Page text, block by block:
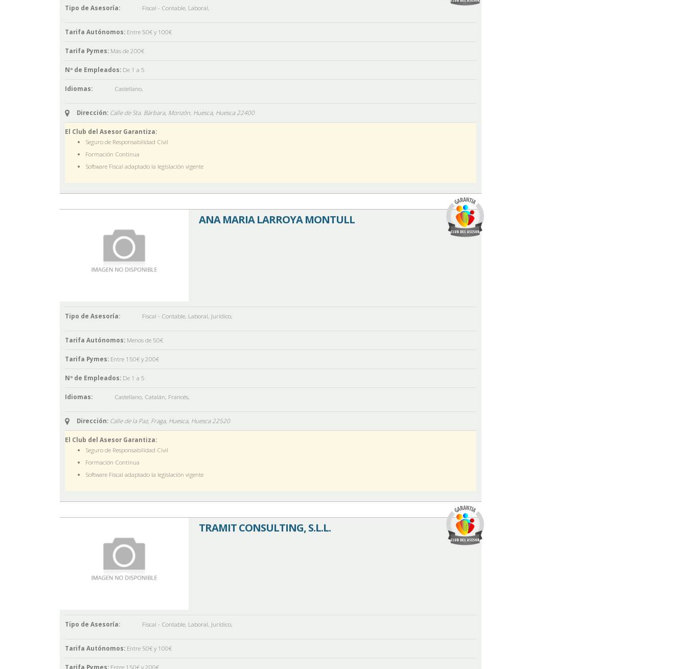
Tipo de Asesoría: Fiscal - Contable, Laboral,
Tarifa Autónomos: Entre 50€ y 100€
Tarifa Pymes: Más de 200€
Nº de Empleados: De 1 a 5
Idiomas: Castellano,
Dirección: Calle de Sta. Bárbara, Monzón, Huesca, Huesca 22400
El Club del Asesor Garantiza:
Seguro de Responsabilidad Civil
Formación Continua
Software Fiscal adaptado la legislación vigente
ANA MARIA LARROYA MONTULL
Tipo de Asesoría: Fiscal - Contable, Laboral, Jurídico,
Tarifa Autónomos: Menos de 50€
Tarifa Pymes: Entre 150€ y 200€
Nº de Empleados: De 1 a 5
Idiomas: Castellano, Catalán, Francés,
Dirección: Calle de la Paz, Fraga, Huesca, Huesca 22520
El Club del Asesor Garantiza:
Seguro de Responsabilidad Civil
Formación Continua
Software Fiscal adaptado la legislación vigente
TRAMIT CONSULTING, S.L.L.
Tipo de Asesoría: Fiscal - Contable, Laboral, Jurídico,
Tarifa Autónomos: Entre 50€ y 100€
Tarifa Pymes: Entre 150€ y 200€